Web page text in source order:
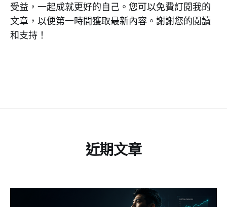
受益，一起成就更好的自己。您可以免費訂閱我的
文章，以便第一時間獲取最新內容。謝謝您的閱讀
和支持！
近期文章